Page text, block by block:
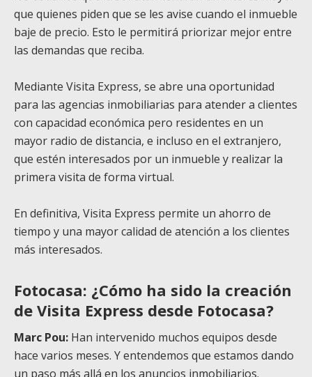
que quienes piden que se les avise cuando el inmueble
baje de precio. Esto le permitirá priorizar mejor entre
las demandas que reciba.
Mediante Visita Express, se abre una oportunidad
para las agencias inmobiliarias para atender a clientes
con capacidad económica pero residentes en un
mayor radio de distancia, e incluso en el extranjero,
que estén interesados por un inmueble y realizar la
primera visita de forma virtual.
En definitiva, Visita Express permite un ahorro de
tiempo y una mayor calidad de atención a los clientes
más interesados.
Fotocasa: ¿Cómo ha sido la creación
de Visita Express desde Fotocasa?
Marc Pou: Han intervenido muchos equipos desde
hace varios meses. Y entendemos que estamos dando
un paso más allá en los anuncios inmobiliarios.